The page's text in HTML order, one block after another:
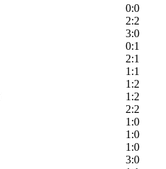
0:0
2:2
3:0
0:1
2:1
1:1
1:2
1:2
2:2
1:0
1:0
1:0
3:0